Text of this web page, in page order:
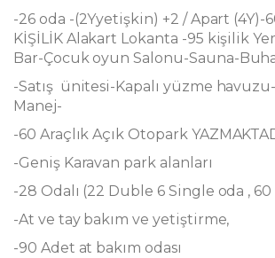
-26 oda -(2Yyetişkin) +2 / Apart (4Y)-
KİŞİLİK Alakart Lokanta -95 kişilik
Bar-Çocuk oyun Salonu-Sauna-
-Satış ünitesi-Kapalı yüzme havuzu-
Manej-
-60 Araçlık Açık Otopark
-Geniş Karavan park alanları
-28 Odalı (22 Duble 6 Single oda , 60
-At ve tay bakım ve yetiştirme,
-90 Adet at bakım odası